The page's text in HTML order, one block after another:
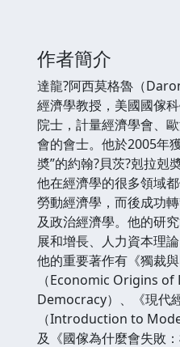
作者簡介
達龍?阿西莫格魯（
經濟學教授，美國國傢
院士，計量經濟學會、
會的會士。他於2005年
奬”的約翰?貝茨?剋拉剋奬
他在經濟學的很多領域
勞動經濟學，而後成功
及政治經濟學。他的研
展和增長、人力資本理論
他的重要著作有《獨裁
（Economic Origins
Democracy）、《現代
（Introduction to
及《國傢為什麼會失敗